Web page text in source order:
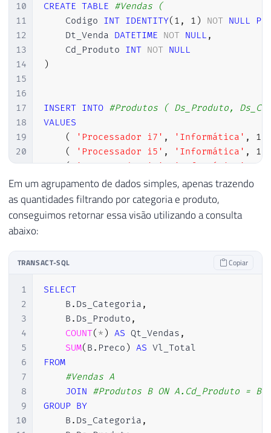
10
11
12
13
14
15
16
17
18
19
20
21
22
23
25
27
28
CREATE TABLE #Vendas (
    Codigo
INT IDENTITY( 1 , 1 ) NOT NULL
    Dt_Venda
DATETIME NOT NULL ,
    Cd_Produto
INT NOT NULL
)
INSERT INTO #Produtos ( Ds_Produto,
VALUES
(
'Processador i7' , 'Informática' ,
(
'Processador i5' , 'Informática' ,
( 'Processador i3', 'Informática',
( 'Placa de Vídeo Nvidia',
( 'Placa de Vídeo Radeon',
'Celular Apple' , 'Celulares' ,
( 'Celular LG', 'Celulares', 1000.00
(
'Utilidades do Lar',
'Cadeira' 'Utilidades do Lar'
'Mesa' 'Utilidades do Lar'
'Talheres' , 'Utilidades do Lar'
@Total
@Contador
Em um agrupamento de dados simples, apenas trazendo
as quantidades filtrando por categoria e produto,
conseguimos retornar essa visão utilizando a consulta
abaixo:
TRANSACT-SQL Copiar
1
2
3
4
5
6
7
8
9
10
SELECT
    B
. Ds_Categoria ,
    B
. Ds_Produto ,
COUNT( * ) AS Qt_Vendas ,
SUM( B . Preco ) AS
FROM
#Vendas A
JOIN #Produtos B ON A.Cd_Produto =
GROUP BY
    B
. Ds_Categoria ,